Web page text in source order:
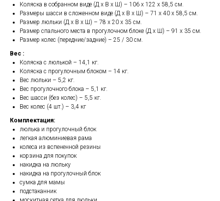
Коляска в собранном виде (Д х В х Ш) – 106 х 122 х 58,5 см.
Размеры шасси в сложенном виде (Д х В х Ш) – 71 х 40 х 58,5 см.
Размер люльки (Д х В х Ш) – 78 х 20 х 35 см.
Размер спального места в прогулочном блоке (Д х Ш) – 91 х 35 см.
Размер колес (передние/задние) – 25 / 30 см.
Вес :
Коляска с люлькой – 14,1 кг.
Коляска с прогулочным блоком – 14 кг.
Вес люльки – 5,2 кг.
Вес прогулочного блока – 5,1 кг.
Вес шасси (без колес) – 5,5 кг.
Вес колес (4 шт.) – 3,4 кг
Комплектация:
люлька и прогулочный блок
легкая алюминиевая рама
колеса из вспененной резины
корзина для покупок
накидка на люльку
накидка на прогулочный блок
сумка для мамы
подстаканник